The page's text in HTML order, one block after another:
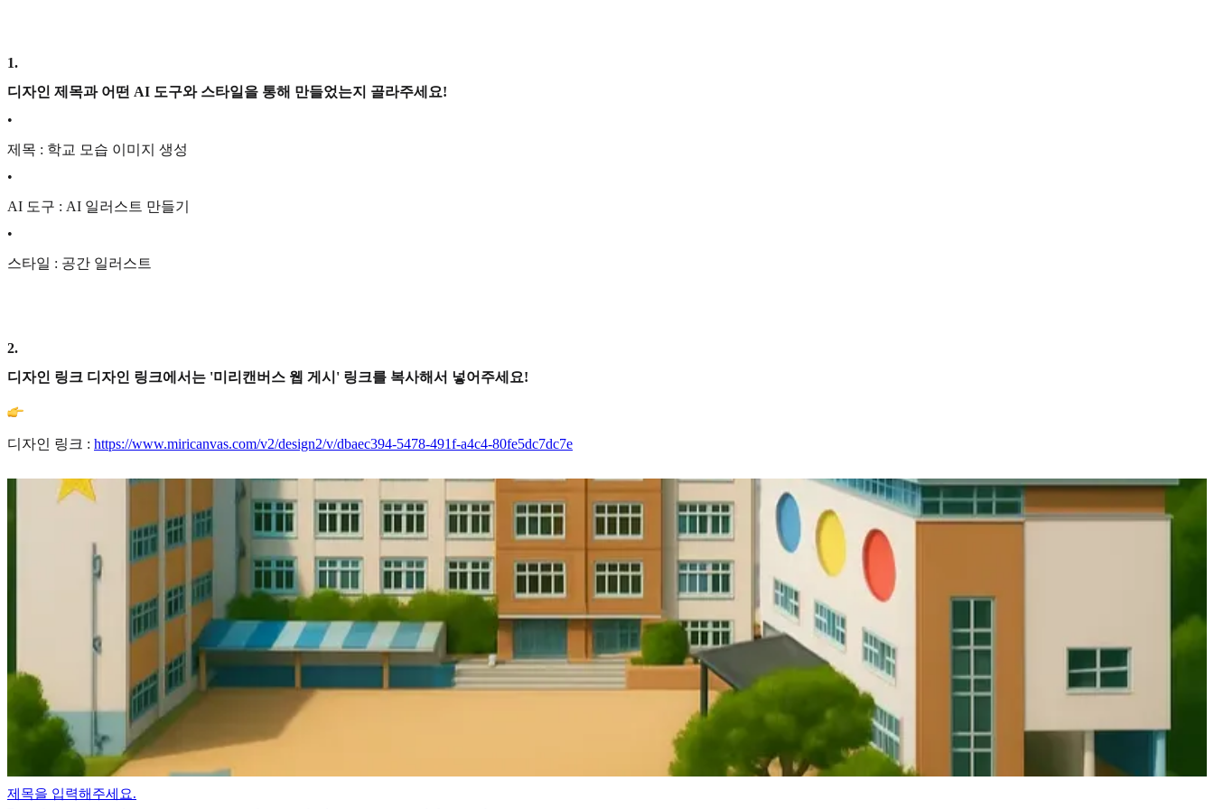
1.
디자인 제목과 어떤 AI 도구와 스타일을 통해 만들었는지 골라주세요!
•
제목 : 학교 모습 이미지 생성
•
AI 도구 : AI 일러스트 만들기
•
스타일 : 공간 일러스트
2.
디자인 링크 디자인 링크에서는 '미리캔버스 웹 게시' 링크를 복사해서 넣어주세요!
디자인 링크 : https://www.miricanvas.com/v2/design2/v/dbaec394-5478-491f-a4c4-80fe5dc7dc7e
제목을 입력해주세요.